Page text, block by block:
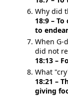
Why did
18:9 –
to
When G-
did not
18:13 –
What
18:21 –
giving